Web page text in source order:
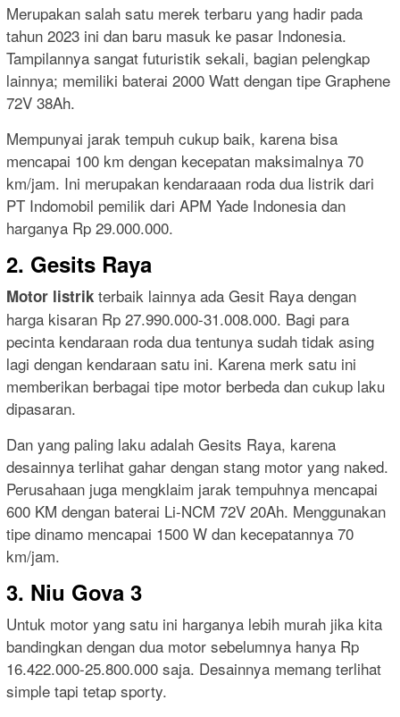
Merupakan salah satu merek terbaru yang hadir pada
tahun 2023 ini dan baru masuk ke pasar Indonesia.
Tampilannya sangat futuristik sekali, bagian pelengkap
lainnya; memiliki baterai 2000 Watt dengan tipe Graphene
72V 38Ah.
Mempunyai jarak tempuh cukup baik, karena bisa
mencapai 100 km dengan kecepatan maksimalnya 70
km/jam. Ini merupakan kendaraaan roda dua listrik dari
PT Indomobil pemilik dari APM Yade Indonesia dan
harganya Rp 29.000.000.
2. Gesits Raya
Motor listrik terbaik lainnya ada Gesit Raya dengan
harga kisaran Rp 27.990.000-31.008.000. Bagi para
pecinta kendaraan roda dua tentunya sudah tidak asing
lagi dengan kendaraan satu ini. Karena merk satu ini
memberikan berbagai tipe motor berbeda dan cukup laku
dipasaran.
Dan yang paling laku adalah Gesits Raya, karena
desainnya terlihat gahar dengan stang motor yang naked.
Perusahaan juga mengklaim jarak tempuhnya mencapai
600 KM dengan baterai Li-NCM 72V 20Ah. Menggunakan
tipe dinamo mencapai 1500 W dan kecepatannya 70
km/jam.
3. Niu Gova 3
Untuk motor yang satu ini harganya lebih murah jika kita
bandingkan dengan dua motor sebelumnya hanya Rp
16.422.000-25.800.000 saja. Desainnya memang terlihat
simple tapi tetap sporty.